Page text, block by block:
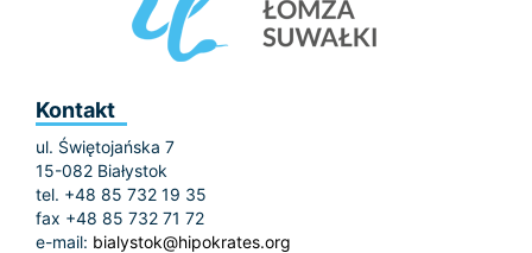
Kontakt
ul. Świętojańska 7
15-082 Białystok
tel. +48 85 732 19 35
fax +48 85 732 71 72
e-mail: bialystok@hipokrates.org